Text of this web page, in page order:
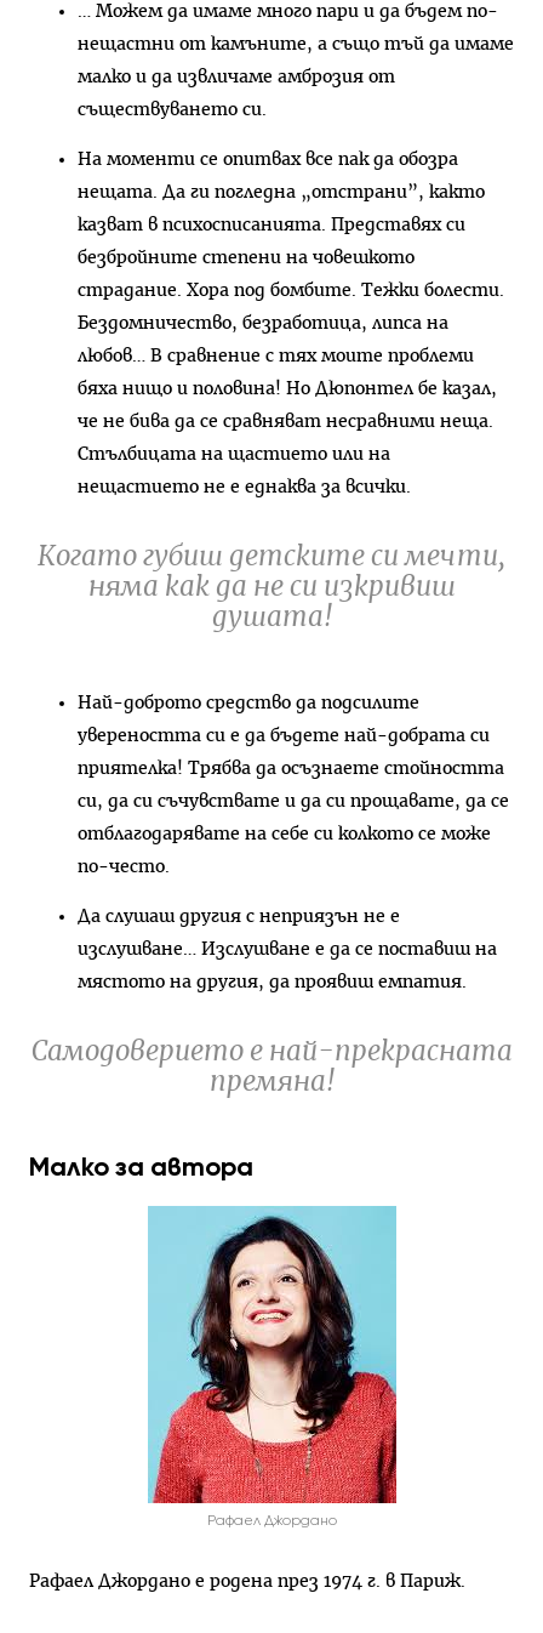
… Можем да имаме много пари и да бъдем по-
нещастни от камъните, а също тъй да имаме
малко и да извличаме амброзия от
съществуването си.
На моменти се опитвах все пак да обозра
нещата. Да ги погледна „отстрани”, както
казват в психосписанията. Представях си
безбройните степени на човешкото
страдание. Хора под бомбите. Тежки болести.
Бездомничество, безработица, липса на
любов… В сравнение с тях моите проблеми
бяха нищо и половина! Но Дюпонтел бе казал,
че не бива да се сравняват несравними неща.
Стълбицата на щастието или на
нещастието не е еднаква за всички.
Когато губиш детските си мечти,
няма как да не си изкривиш
душата!
Най-доброто средство да подсилите
увереността си е да бъдете най-добрата си
приятелка! Трябва да осъзнаете стойността
си, да си съчувствате и да си прощавате, да се
отблагодарявате на себе си колкото се може
по-често.
Да слушаш другия с неприязън не е
изслушване… Изслушване е да се поставиш на
мястото на другия, да проявиш емпатия.
Самодоверието е най-прекрасната
премяна!
Малко за автора
Рафаел Джордано
Рафаел Джордано е родена през 1974 г. в Париж.